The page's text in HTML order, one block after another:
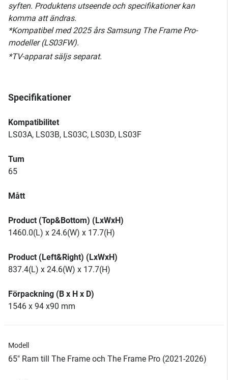
syften. Produktens utseende och specifikationer kan
komma att ändras.
*Kompatibel med 2025 års Samsung The Frame Pro-
modeller (LS03FW).
*TV-apparat säljs separat.
Specifikationer
Kompatibilitet
LS03A, LS03B, LS03C, LS03D, LS03F
Tum
65
Mått
Product (Top&Bottom) (LxWxH)
1460.0(L) x 24.6(W) x 17.7(H)
Product (Left&Right) (LxWxH)
837.4(L) x 24.6(W) x 17.7(H)
Förpackning (B x H x D)
1546 x 94 x90 mm
Modell
65" Ram till The Frame och The Frame Pro (2021-2026)